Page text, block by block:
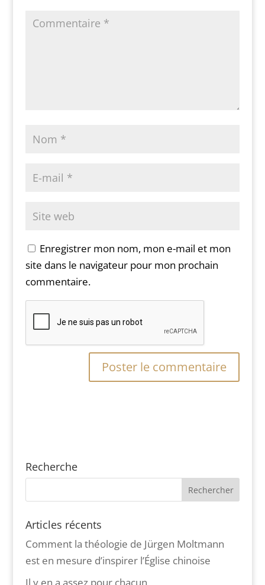
Enregistrer mon nom, mon e-mail et mon
site dans le navigateur pour mon prochain
commentaire.
Recherche
Articles récents
Comment la théologie de Jürgen Moltmann
est en mesure d’inspirer l’Église chinoise
Il y en a assez pour chacun